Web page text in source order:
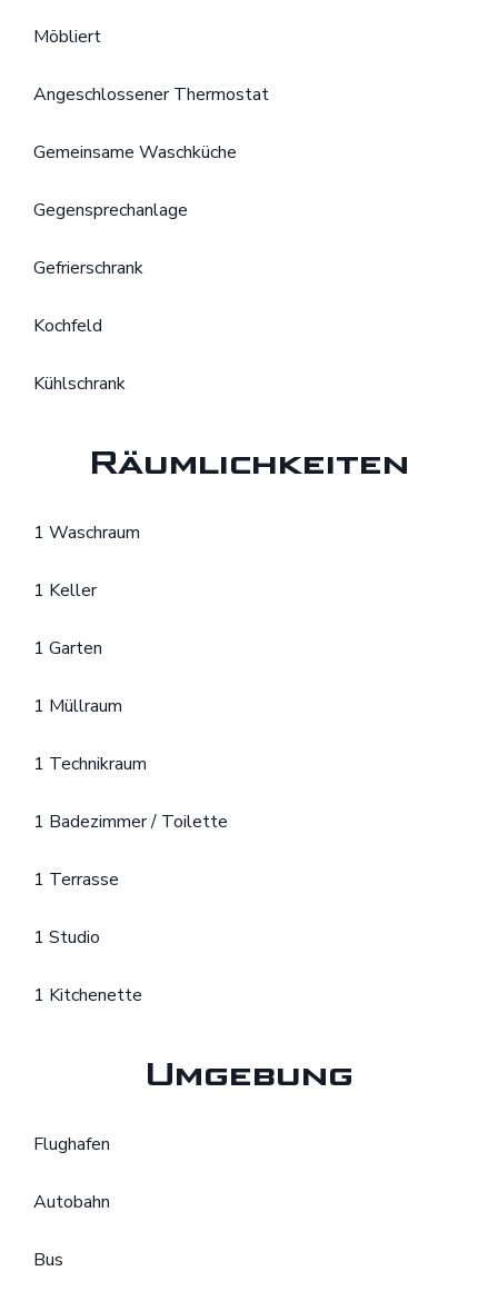
Möbliert
Angeschlossener Thermostat
Gemeinsame Waschküche
Gegensprechanlage
Gefrierschrank
Kochfeld
Kühlschrank
Räumlichkeiten
1 Waschraum
1 Keller
1 Garten
1 Müllraum
1 Technikraum
1 Badezimmer / Toilette
1 Terrasse
1 Studio
1 Kitchenette
Umgebung
Flughafen
Autobahn
Bus